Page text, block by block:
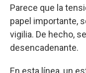
Parece que la
papel importante,
vigilia. De hecho,
desencadenante.
En esta línea, un